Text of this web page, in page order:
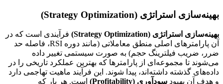
بهینه‌سازی استراتژی (Strategy Optimization)
بهینه‌سازی استراتژی (Strategy Optimization)
فرآیندی است که در
آن پارامترهای اصلی منطق معاملاتی (مانند دوره RSI، فاصله حد
ضرر، ضریب فیلترینگ حجم) به صورت سیستمی تغییر داده
می‌شوند تا مجموعه‌ای از پارامترها که بهترین عملکرد تاریخی را در
داده‌های گذشته داشته‌اند، پیدا شوند. این فرآیند ماهیت تهاجمی دارد
و هدف آن بهبود سودآوری (Profitability)
است. هر بار که